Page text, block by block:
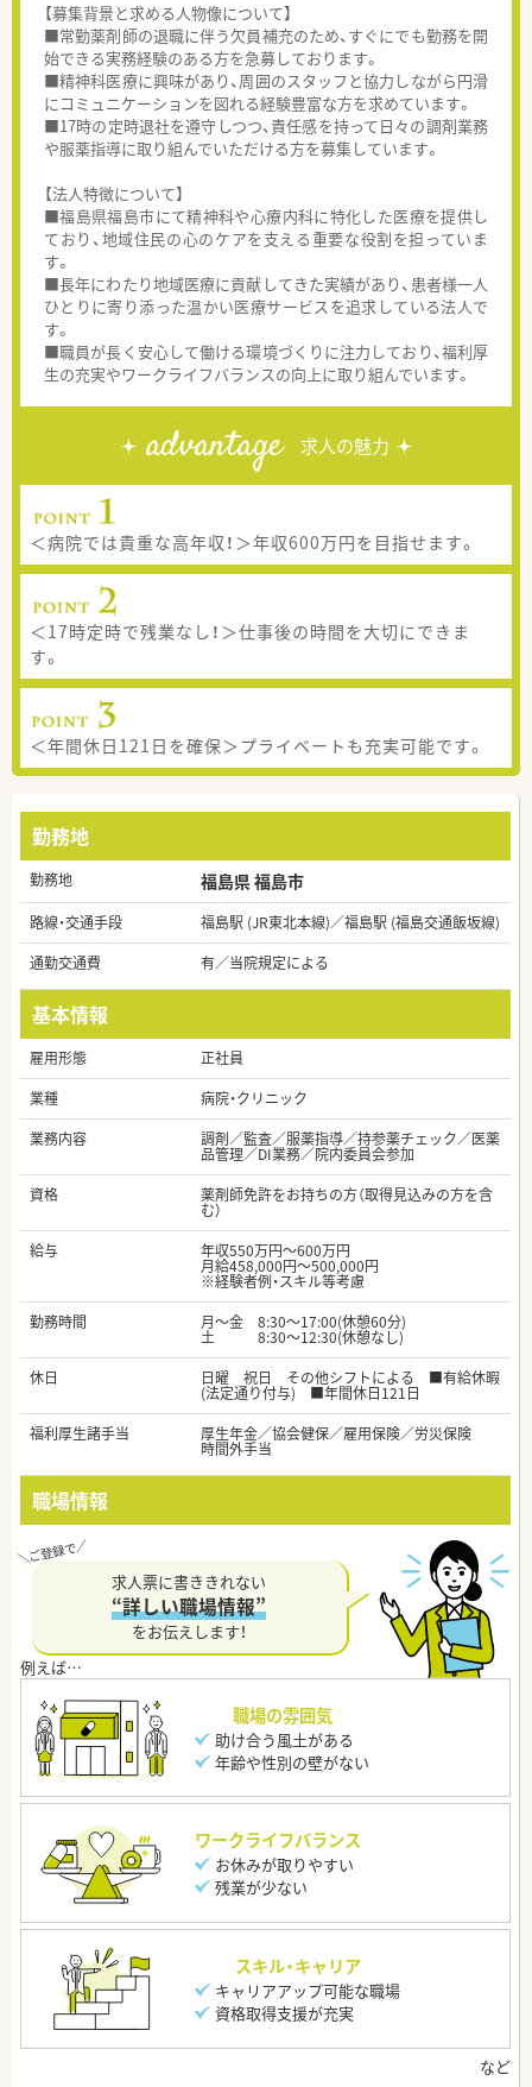
【募集背景と求める人物像について】
■常勤薬剤師の退職に伴う欠員補充のため、すぐにでも勤務を開
始できる実務経験のある方を急募しております。
■精神科医療に興味があり、周囲のスタッフと協力しながら円滑
にコミュニケーションを図れる経験豊富な方を求めています。
■17時の定時退社を遵守しつつ、責任感を持って日々の調剤業務
や服薬指導に取り組んでいただける方を募集しています。
【法人特徴について】
■福島県福島市にて精神科や心療内科に特化した医療を提供し
ており、地域住民の心のケアを支える重要な役割を担っていま
す。
■長年にわたり地域医療に貢献してきた実績があり、患者様一人
ひとりに寄り添った温かい医療サービスを追求している法人で
す。
■職員が長く安心して働ける環境づくりに注力しており、福利厚
生の充実やワークライフバランスの向上に取り組んでいます。
advantage 求人の魅力
＜病院では貴重な高年収！＞年収600万円を目指せます。
＜17時定時で残業なし！＞仕事後の時間を大切にできま
す。
＜年間休日121日を確保＞プライベートも充実可能です。
勤務地
勤務地 福島県 福島市
路線・交通手段
福島駅 (JR東北本線)／福島駅 (福島交通飯坂線)
通勤交通費
有／当院規定による
基本情報
雇用形態
正社員
業種
病院・クリニック
業務内容
調剤／監査／服薬指導／持参薬チェック／医薬
品管理／DI業務／院内委員会参加
資格
薬剤師免許をお持ちの方（取得見込みの方を含
む）
給与
年収550万円～600万円
月給458,000円～500,000円
※経験者例・スキル等考慮
勤務時間
月～金 8:30～17:00(休憩60分)
土 8:30～12:30(休憩なし)
休日
日曜 祝日 その他シフトによる ■有給休暇
(法定通り付与) ■年間休日121日
福利厚生諸手当
厚生年金／協会健保／雇用保険／労災保険
時間外手当
職場情報
求人票に書ききれない
“詳しい職場情報”
をお伝えします！
職場の雰囲気
助け合う風土がある
年齢や性別の壁がない
ワークライフバランス
お休みが取りやすい
残業が少ない
スキル・キャリア
キャリアアップ可能な職場
資格取得支援が充実